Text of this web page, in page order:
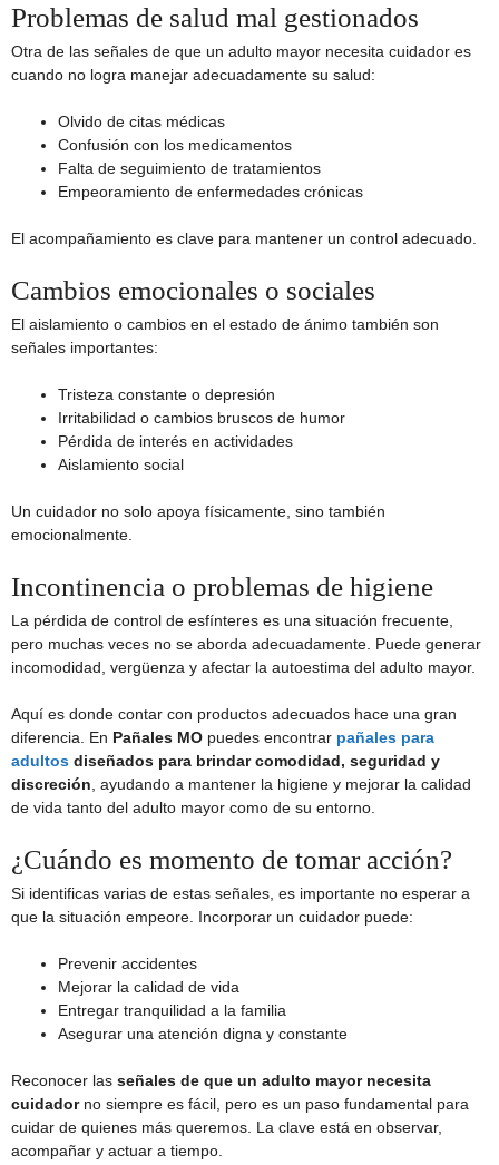
Problemas de salud mal gestionados
Otra de las señales de que un adulto mayor necesita cuidador es
cuando no logra manejar adecuadamente su salud:
Olvido de citas médicas
Confusión con los medicamentos
Falta de seguimiento de tratamientos
Empeoramiento de enfermedades crónicas
El acompañamiento es clave para mantener un control adecuado.
Cambios emocionales o sociales
El aislamiento o cambios en el estado de ánimo también son
señales importantes:
Tristeza constante o depresión
Irritabilidad o cambios bruscos de humor
Pérdida de interés en actividades
Aislamiento social
Un cuidador no solo apoya físicamente, sino también
emocionalmente.
Incontinencia o problemas de higiene
La pérdida de control de esfínteres es una situación frecuente,
pero muchas veces no se aborda adecuadamente. Puede generar
incomodidad, vergüenza y afectar la autoestima del adulto mayor.
Aquí es donde contar con productos adecuados hace una gran
diferencia. En Pañales MO puedes encontrar pañales para
adultos diseñados para brindar comodidad, seguridad y
discreción , ayudando a mantener la higiene y mejorar la calidad
de vida tanto del adulto mayor como de su entorno.
¿Cuándo es momento de tomar acción?
Si identificas varias de estas señales, es importante no esperar a
que la situación empeore. Incorporar un cuidador puede:
Prevenir accidentes
Mejorar la calidad de vida
Entregar tranquilidad a la familia
Asegurar una atención digna y constante
Reconocer las señales de que un adulto mayor necesita
cuidadorno siempre es fácil, pero es un paso fundamental para
cuidar de quienes más queremos. La clave está en observar,
acompañar y actuar a tiempo.